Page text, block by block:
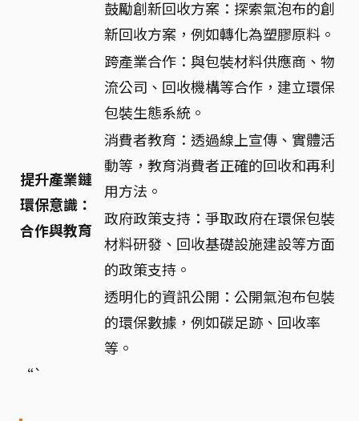
鼓勵創新回收方案：探索氣泡布的創
新回收方案，例如轉化為塑膠原料。
提升產業鏈
環保意識：
合作與教育
跨產業合作：與包裝材料供應商、物
流公司、回收機構等合作，建立環保
包裝生態系統。
消費者教育：透過線上宣傳、實體活
動等，教育消費者正確的回收和再利
用方法。
政府政策支持：爭取政府在環保包裝
材料研發、回收基礎設施建設等方面
的政策支持。
透明化的資訊公開：公開氣泡布包裝
的環保數據，例如碳足跡、回收率
等。
“`